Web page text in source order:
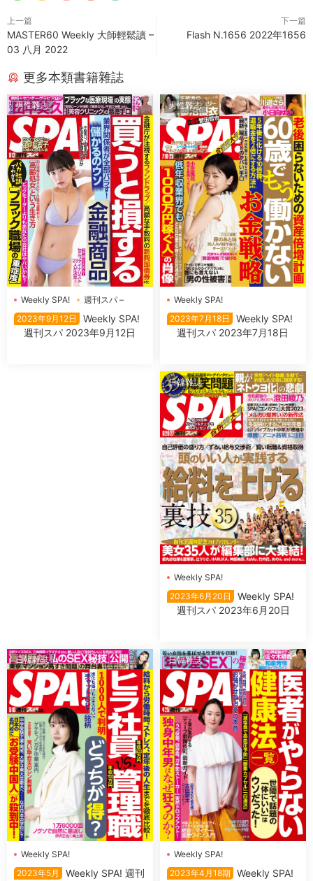
上一篇
MASTER60 Weekly 大師輕鬆讀 –
03 八月 2022
下一篇
Flash N.1656 2022年1656
更多本類書籍雜誌
男性雜志
Weekly SPA!
週刊スパ –
2023年9月12日
Weekly SPA!
週刊スパ 2023年9月12日
男性雜志
Weekly SPA!
2023年7月18日
Weekly SPA!
週刊スパ 2023年7月18日
日韓雜誌
Weekly SPA!
2023年6月20日
Weekly SPA!
週刊スパ 2023年6月20日
日韓雜誌
Weekly SPA!
2023年5月
Weekly SPA! 週刊
日韓雜誌
Weekly SPA!
2023年4月18期
Weekly SPA!